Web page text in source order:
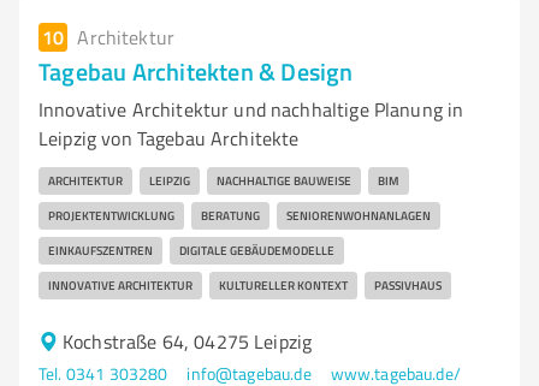
10 Architektur
Tagebau Architekten & Design
Innovative Architektur und nachhaltige Planung in
Leipzig von Tagebau Architekte
ARCHITEKTUR LEIPZIG NACHHALTIGE BAUWEISE BIM
PROJEKTENTWICKLUNG BERATUNG SENIORENWOHNANLAGEN
EINKAUFSZENTREN DIGITALE GEBÄUDEMODELLE
INNOVATIVE ARCHITEKTUR KULTURELLER KONTEXT PASSIVHAUS
Kochstraße 64, 04275 Leipzig
Tel. 0341 303280 info@tagebau.de www.tagebau.de/